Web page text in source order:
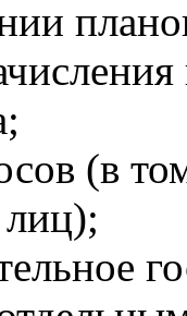
(в
лиц);